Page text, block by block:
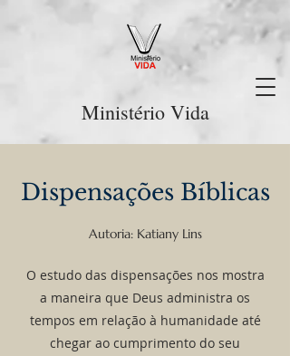
Ministério Vida
Dispensações Bíblicas
Autoria: Katiany Lins
O estudo das dispensações nos mostra
a maneira que Deus administra os
tempos em relação à humanidade até
chegar ao cumprimento do seu